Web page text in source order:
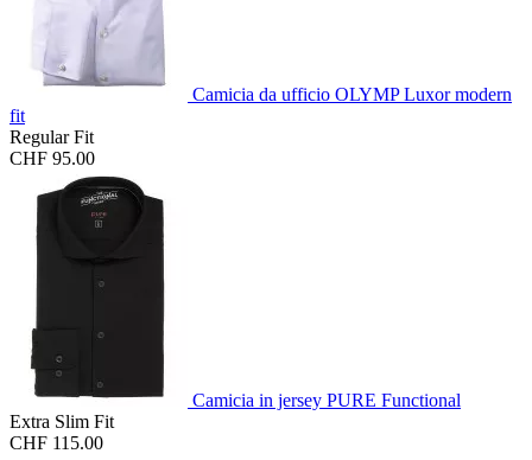
Camicia da ufficio OLYMP Luxor modern
fit
Regular Fit
CHF 95.00
Camicia in jersey PURE Functional
Extra Slim Fit
CHF 115.00